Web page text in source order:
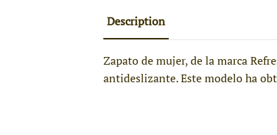
Description
Zapato de mujer, de la marca
antideslizante. Este modelo ha